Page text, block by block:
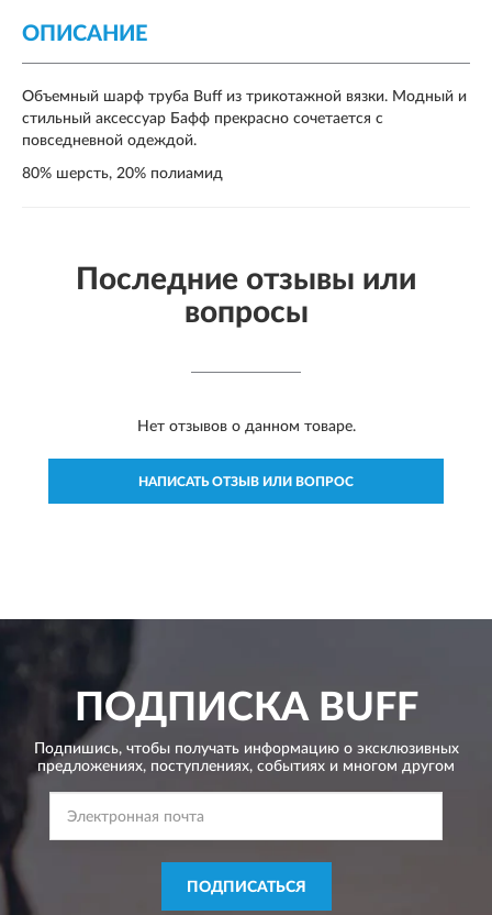
ОПИСАНИЕ
Объемный шарф труба Buff из трикотажной вязки. Модный и
стильный аксессуар Бафф прекрасно сочетается с
повседневной одеждой.
80% шерсть, 20% полиамид
Последние отзывы или
вопросы
Нет отзывов о данном товаре.
НАПИСАТЬ ОТЗЫВ ИЛИ ВОПРОС
ПОДПИСКАBUFF
Подпишись, чтобы получать информацию о эксклюзивных
предложениях, поступлениях, событиях и многом другом
ПОДПИСАТЬСЯ